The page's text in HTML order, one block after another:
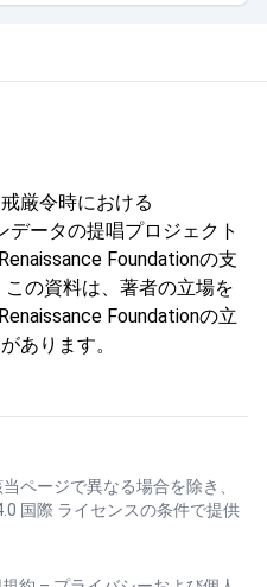
厳令時における
ータの提唱プロジェクト
Foundationの支
の資料は、著者の立場を
Foundationの立
あります。
ページで異なる場合を除き、
国際 ライセンスの条件で提供